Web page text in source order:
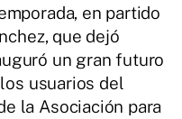
en partido
que dejó
un gran futuro
usuarios del
la Asociación para